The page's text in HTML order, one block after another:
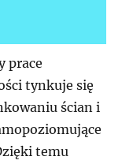
prace
tynkuje się
ścian i
temu